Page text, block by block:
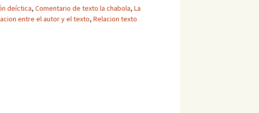
deíctica, Comentario de texto la chabola, La
entre el autor y el texto, Relacion texto